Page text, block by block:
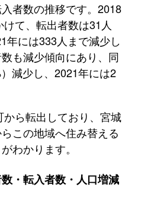
者数の推移です。2018
て、転出者数は31人
年には333人まで減少し
も減少傾向にあり、同
減少し、2021年には2
ら転出しており、宮城
この地域へ住み替える
わかります。
・転入者数・人口増減